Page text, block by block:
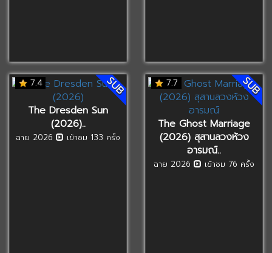
7.4 SUB
The Dresden Sun
(2026)..
ฉาย 2026 เข้าชม 133 ครั้ง
7.7 SUB
The Ghost Marriage
(2026) สุสานลวงห้วง
อารมณ์..
ฉาย 2026 เข้าชม 76 ครั้ง